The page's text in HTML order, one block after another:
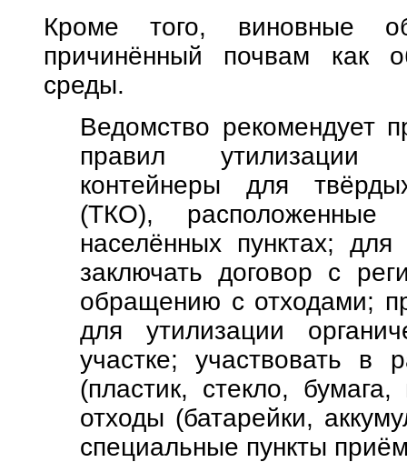
Кроме того, виновные
причинённый почвам как
среды.
Ведомство рекомендует
правил утилизации
контейнеры для
(ТКО),
населённых пунктах; для
заключать договор с
обращению с отходами;
для утилизации
участке; участвовать в
(пластик, стекло,
отходы (батарейки,
специальные пункты